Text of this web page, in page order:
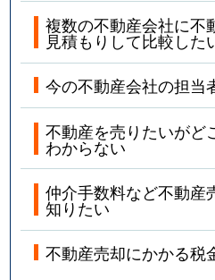
複数の不動産会社に不
見積もりして比較した
今の不動産会社の担当
不動産を売りたいがど
わからない
仲介手数料など不動産
知りたい
不動産売却にかかる税